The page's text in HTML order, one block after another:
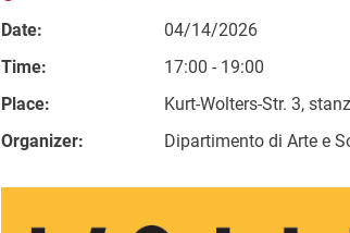
Date:
04/14/2026
Time:
17:00 - 19:00
Place:
Kurt-Wolters-Str. 3,
Organizer:
Dipartimento di Arte e